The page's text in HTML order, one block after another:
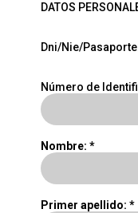
DATOS
Dni/Nie/
Número de
Nombre: *
Primer apellido: *